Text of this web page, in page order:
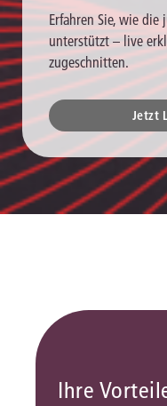
Erfahren Sie, wie
unterstützt – live
zugeschnitten.
Jetzt
Ihre